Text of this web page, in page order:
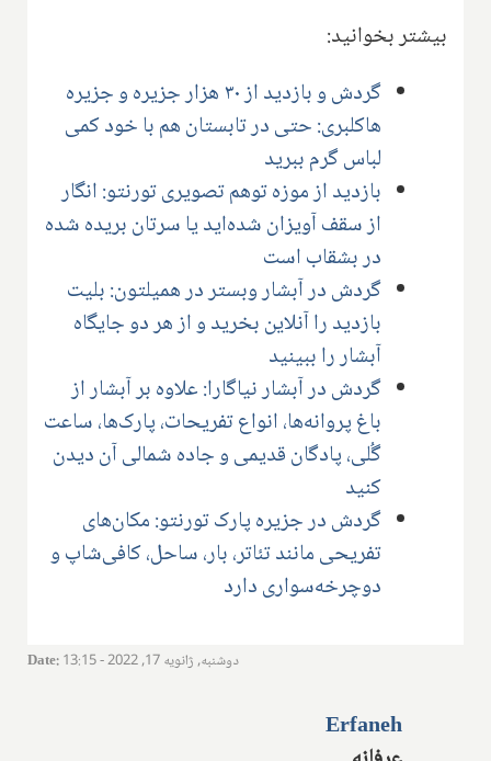
بیشتر بخوانید:
گردش و بازدید از ۳۰ هزار جزیره و جزیره
هاکلبری: حتی در تابستان هم با خود کمی
لباس گرم ببرید
بازدید از موزه توهم تصویری تورنتو: انگار
از سقف آویزان شده‌اید یا سرتان بریده شده
در بشقاب است
گردش در آبشار وبستر در همیلتون: بلیت
بازدید را آنلاین بخرید و از هر دو جایگاه
آبشار را ببینید
گردش در آبشار نیاگارا: علاوه بر آبشار از
باغ پروانه‌ها، انواع تفریحات، پارک‌ها، ساعت
گُلی، پادگان قدیمی و جاده شمالی آن دیدن
کنید
گردش در جزیره پارک تورنتو: مکان‌های
تفریحی مانند تئاتر، بار، ساحل، کافی‌شاپ و
دوچرخه‌سواری دارد
Date: دوشنبه, ژانویه 17, 2022 - 13:15
Erfaneh